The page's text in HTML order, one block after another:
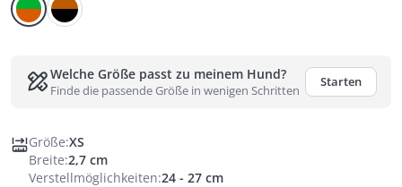
Welche Größe passt zu meinem Hund?
Finde die passende Größe in wenigen Schritten
Starten
Größe:XS
Breite:2,7 cm
Verstellmöglichkeiten:24 - 27 cm